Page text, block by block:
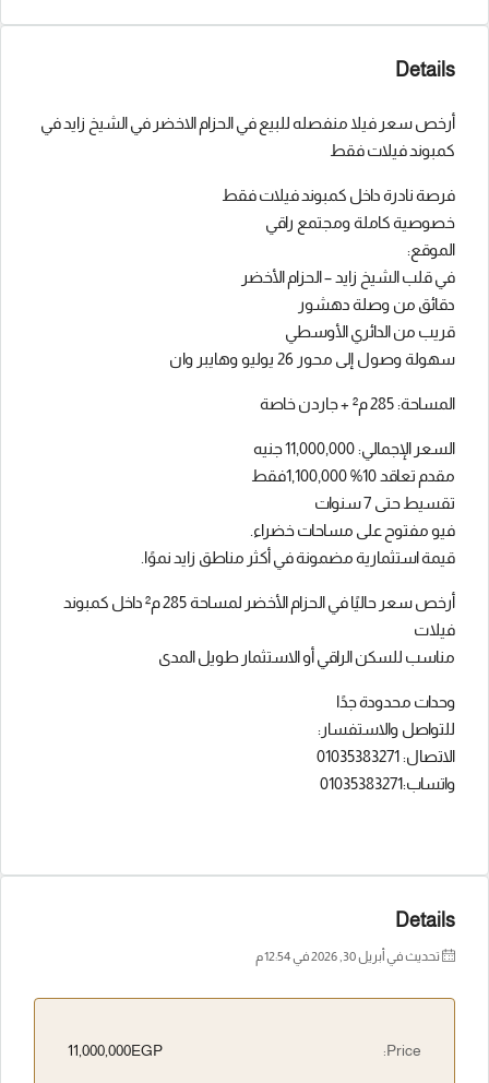
Details
أرخص سعر فيلا منفصله للبيع في الحزام الاخضر في الشيخ زايد في
كمبوند فيلات فقط
فرصة نادرة داخل كمبوند فيلات فقط
خصوصية كاملة ومجتمع راقي
الموقع:
في قلب الشيخ زايد – الحزام الأخضر
دقائق من وصلة دهشور
قريب من الدائري الأوسطي
سهولة وصول إلى محور 26 يوليو وهايبر وان
المساحة: 285 م² + جاردن خاصة
السعر الإجمالي: 11,000,000 جنيه
مقدم تعاقد 10% 1,100,000فقط
تقسيط حتى 7 سنوات
فيو مفتوح على مساحات خضراء.
قيمة استثمارية مضمونة في أكثر مناطق زايد نموًا.
أرخص سعر حاليًا في الحزام الأخضر لمساحة 285 م² داخل كمبوند
فيلات
مناسب للسكن الراقي أو الاستثمار طويل المدى
وحدات محدودة جدًا
للتواصل والاستفسار:
الاتصال: 01035383271
واتساب:01035383271
Details
تحديث في أبريل 30, 2026 في 12:54 م
Price:
11,000,000EGP